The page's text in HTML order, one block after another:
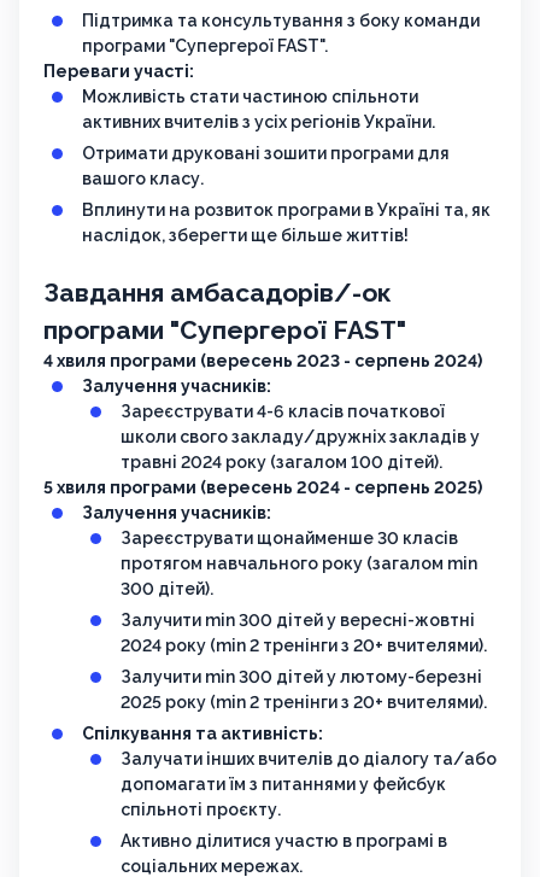
Підтримка та консультування з боку команди
програми "Супергерої FAST".
Переваги участі:
Можливість стати частиною спільноти
активних вчителів з усіх регіонів України.
Отримати друковані зошити програми для
вашого класу.
Вплинути на розвиток програми в Україні та, як
наслідок, зберегти ще більше життів!
Завдання амбасадорів/-ок
програми "Супергерої FAST"
4 хвиля програми (вересень 2023 - серпень 2024)
Залучення учасників:
Зареєструвати 4-6 класів початкової
школи свого закладу/дружніх закладів у
травні 2024 року (загалом 100 дітей).
5 хвиля програми (вересень 2024 - серпень 2025)
Залучення учасників:
Зареєструвати щонайменше 30 класів
протягом навчального року (загалом min
300 дітей).
Залучити min 300 дітей у вересні-жовтні
2024 року (min 2 тренінги з 20+ вчителями).
Залучити min 300 дітей у лютому-березні
2025 року (min 2 тренінги з 20+ вчителями).
Спілкування та активність:
Залучати інших вчителів до діалогу та/або
допомагати їм з питаннями у фейсбук
спільноті проєкту.
Активно ділитися участю в програмі в
соціальних мережах.